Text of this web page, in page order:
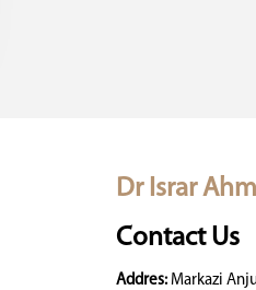
Dr Israr
Contact Us
Addres:Markazi